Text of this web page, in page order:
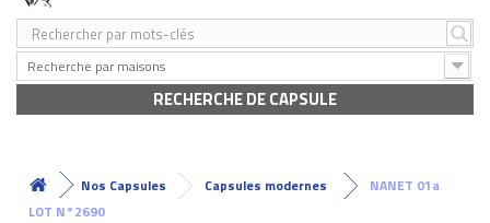
Recherche par maisons
RECHERCHE DE CAPSULE
Nos Capsules Capsules modernes
NANET 01a
LOT N°2690